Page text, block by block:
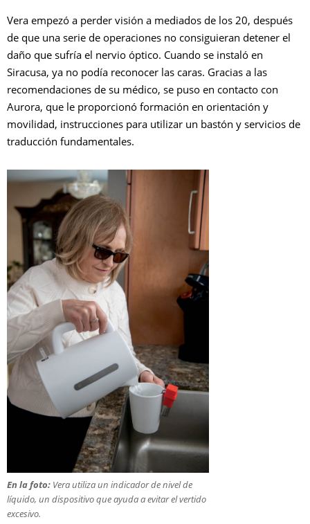
Vera empezó a perder visión a mediados de los 20, después
de que una serie de operaciones no consiguieran detener el
daño que sufría el nervio óptico. Cuando se instaló en
Siracusa, ya no podía reconocer las caras. Gracias a las
recomendaciones de su médico, se puso en contacto con
Aurora, que le proporcionó formación en orientación y
movilidad, instrucciones para utilizar un bastón y servicios de
traducción fundamentales.
En la foto: Vera utiliza un indicador de nivel de
líquido, un dispositivo que ayuda a evitar el vertido
excesivo.